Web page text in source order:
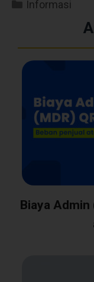
Informasi
Biaya Admin